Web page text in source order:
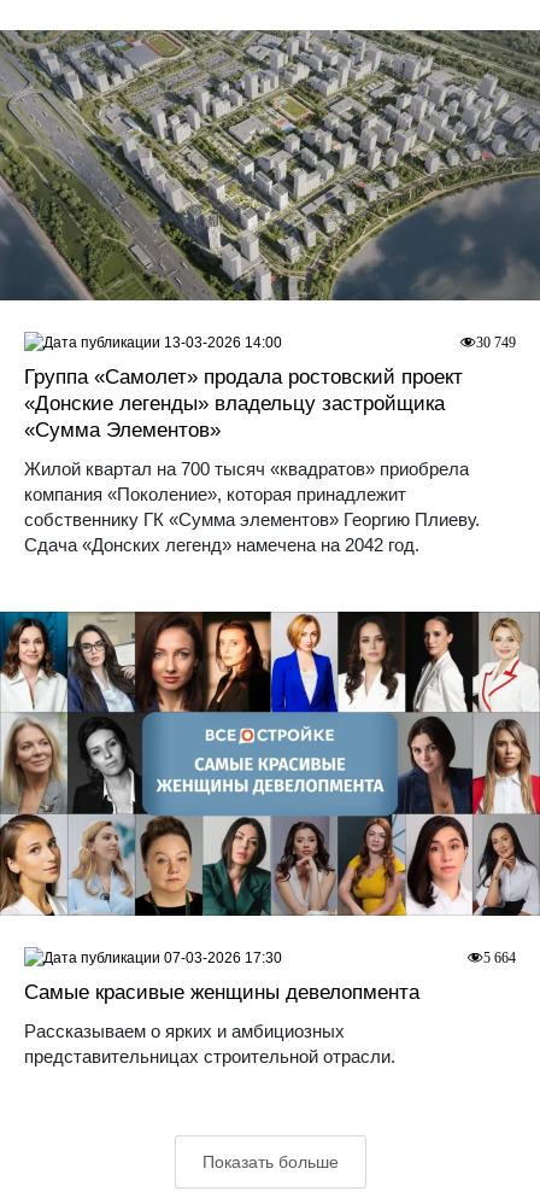
Группа «Самолет» продала ростовский проект
«Донские легенды» владельцу застройщика
«Сумма Элементов»
Жилой квартал на 700 тысяч «квадратов» приобрела
компания «Поколение», которая принадлежит
собственнику ГК «Сумма элементов» Георгию Плиеву.
Сдача «Донских легенд» намечена на 2042 год.
30 749
13-03-2026 14:00
Самые красивые женщины девелопмента
Рассказываем о ярких и амбициозных
представительницах строительной отрасли.
5 664
07-03-2026 17:30
Показать больше